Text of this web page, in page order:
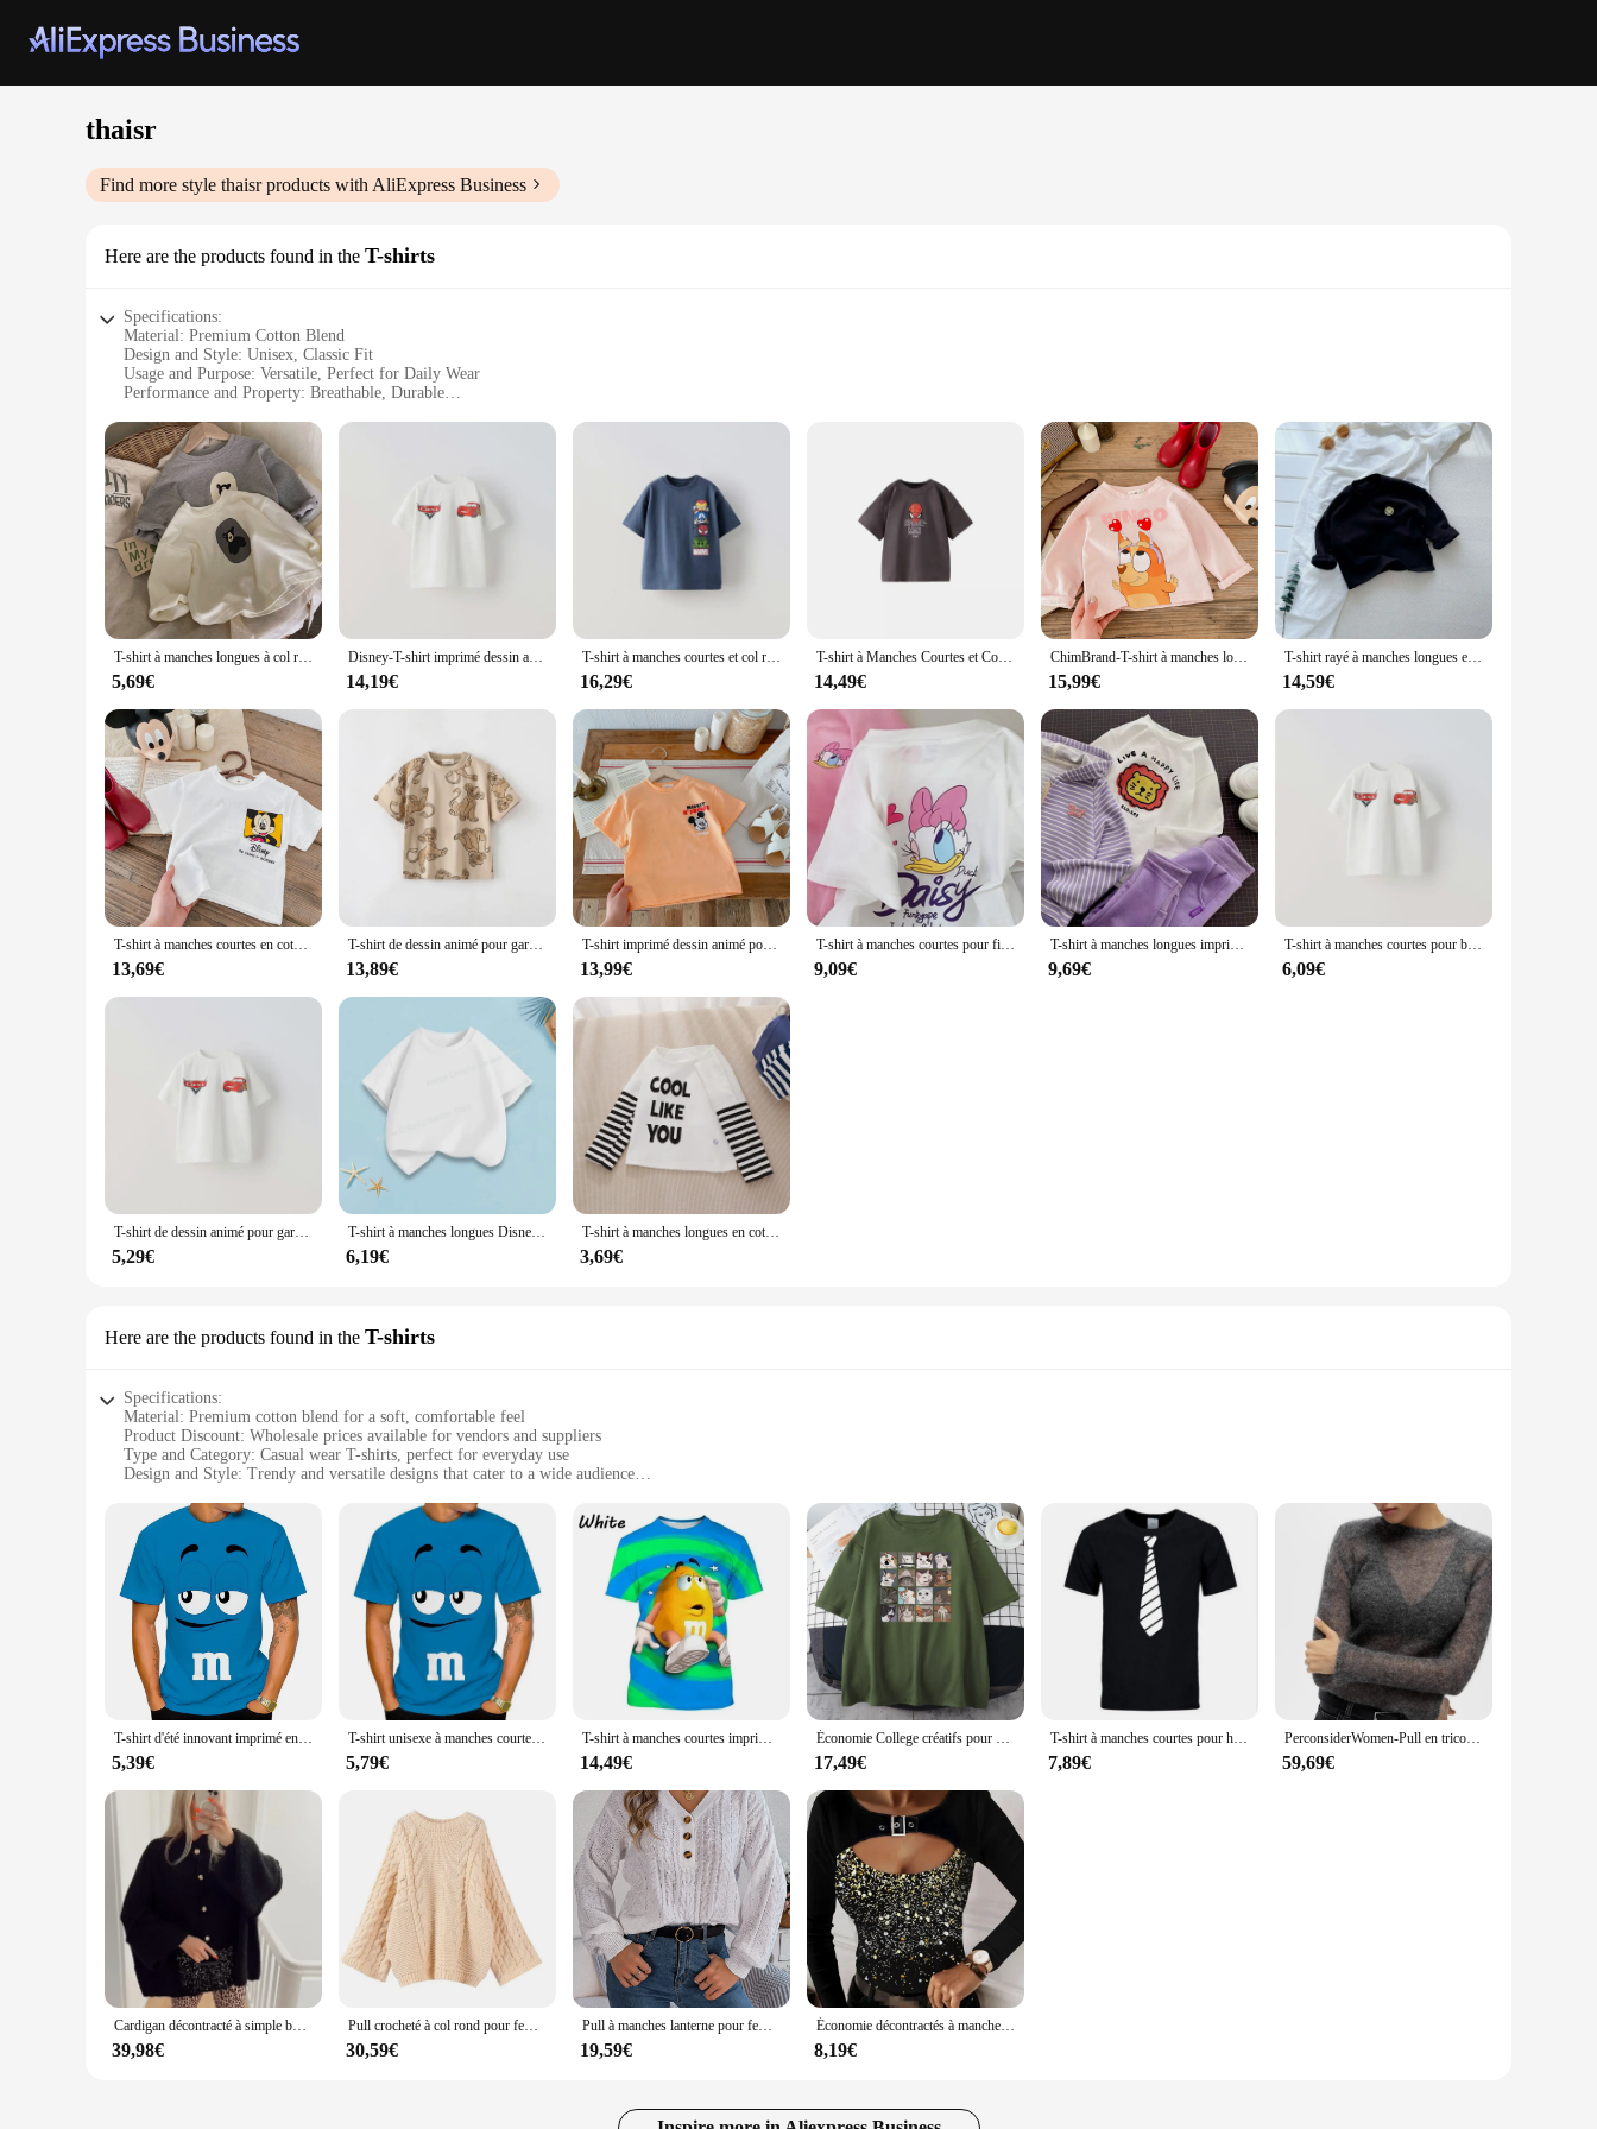
thaisr
Find more style thaisrproducts with AliExpress Business
Here are the products found in the T-shirts
Specifications:
Material: Premium Cotton Blend
Design and Style: Unisex, Classic Fit
Usage and Purpose: Versatile, Perfect for Daily Wear
Performance and Property: Breathable, Durable
Parts and Accessories: None
Features:
|Wholesale|Vendors|
**Comfort Meets Style**
The thaisr T-shirts are not just another piece of clothing; they are a testament to comfort and style. Crafted from a premium cotton blend, these T-shirts offer a soft touch that feels gentle against the
skin. The classic fit ensures a relaxed and flattering silhouette, making them suitable for both men and women. Whether you're heading to work, hitting the gym, or just enjoying a casual day out,
these T-shirts are designed to keep you comfortable and stylish throughout your day.
**Versatility for Every Occasion**
With their versatile design, the thaisr T-shirts are a staple in any wardrobe. The neutral color palette makes them easy to pair with various outfits, allowing you to create endless looks. The breathable
a reliable vendor for your retail store, these T-shirts are the perfect choice.
**Tailored for the Modern Consumer**
Understanding the diverse needs of our customers, we offer the thaisr T-shirts in a variety of sizes and quantities to cater to different requirements. Whether you're looking to stock up on a bulk order
for your business or just need a few pieces for personal use, we have you covered. Our commitment to quality and customer satisfaction is reflected in every stitch, ensuring that you receive a product
that not only meets but exceeds your expectations. With the thaisr T-shirts, you can be confident that you're getting a product that is as reliable as it is stylish.
T-shirt à manches longues à col rond pour enfants, coton fin, chemise à fond, dessin animé, décontracté, automne, printemps, nouveau
5,69€
Disney-T-shirt imprimé dessin animé pour enfants, vêtements d'été décontractés, mode garçon, costume bébé, nouveau style, mignon, manches courtes, Y-T
14,19€
T-shirt à manches courtes et col rond pour bébé garçon, vêtement décontracté avec impression de dessin animé
16,29€
T-shirt à Manches Courtes et Col Rond pour Garçon, Vêtement de dehors Décontracté avec Imprimé de Dessin Animé Disney
14,49€
ChimBrand-T-shirt à manches longues Disney pour enfants, chemise à fond de dessin animé, chemisier ras du cou pour fille, vêtements pour enfants, printemps, automne
15,99€
T-shirt rayé à manches longues et col rond pour bébé garçon, sweat-shirt mignon pour enfant de 1, 2, 3, 4, 5 et 6 ans
14,59€
T-shirt à manches courtes en coton pour garçons, vêtements pour enfants, t-shirt imprimé dessin animé, t-shirts en Y pour enfants, costume pour tout-petits, mode estivale
13,69€
T-shirt de dessin animé pour garçons, vêtements d'extérieur mignons pour tout-petits, col rond imprimé souris, nouveau costume d'été
13,89€
T-shirt imprimé dessin animé pour enfants, t-shirts à manches courtes, vêtements décontractés pour enfants, t-shirts pour bébé fille et garçon, été 2024
13,99€
T-shirt à manches courtes pour filles, rose, col rond, mince, basique, mode décontractée, t-shirts polyvalents pour enfants
9,09€
T-shirt à manches longues imprimé dessin animé pour enfants, haut à col rond, vêtements décontractés pour garçons et filles, version coréenne, nouveau style d'été
9,69€
T-shirt à manches courtes pour bébés garçons, vêtements d'été décontractés pour enfants, t-shirts pour enfants, mode de dessin animé, 2024
6,09€
T-shirt de dessin animé pour garçons, vêtements d'extérieur en Y à col rond, t-shirts blancs polyvalents simples, vêtements d'été pour enfants de 1 à 6 ans, mode pour enfants, nouveau
5,29€
T-shirt à manches longues Disney Stitch pour enfants, dessin animé anime, cosplay amusant, vêtements Kawaii, Halloween, festival, enfants
6,19€
T-shirt à manches longues en coton imprimé dessin animé pour enfants, sweat-shirt pour enfants, vêtements pour bébés, garçons, filles, automne, hiver
3,69€
Here are the products found in the T-shirts
Specifications:
Material: Premium cotton blend for a soft, comfortable feel
Product Discount: Wholesale prices available for vendors and suppliers
Type and Category: Casual wear T-shirts, perfect for everyday use
Design and Style: Trendy and versatile designs that cater to a wide audience
Performance and Property: Durable fabric that withstands frequent washing and wear
Features:
**Comfort and Style Combined**
Embrace the perfect blend of comfort and style with our thaisr T-shirts. Crafted from a premium cotton blend, these T-shirts offer a soft, breathable feel that ensures you stay comfortable throughout
the day. The trendy designs are not only visually appealing but also versatile, making them suitable for a variety of occasions. Whether you're heading to a casual gathering, a sports event, or simply
looking for a comfortable addition to your everyday wardrobe, these T-shirts are designed to meet your needs.
**Tailored for the Modern Vendor and Supplier**
Understanding the demands of the modern vendor and supplier, we offer our thaisr T-shirts at wholesale prices, allowing you to stock up on high-quality merchandise without breaking the bank. These
sets are perfect for resale, ensuring you can offer your customers a product that is both fashionable and affordable. With a focus on durability, our T-shirts are engineered to withstand frequent washing
and wear, making them a reliable choice for your business.
**Adaptable and Functional**
designs and sizes caters to a diverse customer base, ensuring that everyone can find a T-shirt that suits their personal style. Whether you're looking for a uniform for your team or a casual wardrobe
staple, these T-shirts are adaptable to a wide range of scenarios, making them a versatile addition to your collection.
T-shirt d'été innovant imprimé en 3D pour enfants, M & M Chocolate Bean, amusant, décontracté, à la mode, 6XL
5,39€
T-shirt unisexe à manches courtes, humoristique et décontracté, avec personnage de dessin animé M & M's Chocolate Bean 3D, à la mode, personnalisation, 2023
5,79€
T-shirt à manches courtes imprimé 3D de haricot de chocolat pour hommes, mode de dessin animé décontracté, motif drôle de Y, vêtements à col rond, nouveau
14,49€
Économie College créatifs pour hommes, Meme Cats, Puzzle, Économie de plage, Vêtements amusants respirants, Coton décontracté surdimensionné, Manches courtes, Y-Man
17,49€
T-shirt à manches courtes pour hommes, nouveau design amusant, Hip Hop, décontracté, confortable, impression 3D, beaux vêtements, mode fantaisie, été
7,89€
PerconsiderWomen-Pull en tricot doux pour femme, pull à col rond pour femme, pull à manches longues, tricots de rue chauds élégants, mode chic, automne
59,69€
Cardigan décontracté à simple boutonnage pour femmes, pull à col rond, manteau de finition tout assressenti, mode de bureau, automne, 2024
39,98€
Pull crocheté à col rond pour femmes, ligne optique, grand torsadé, tout adt, pull, mode décontractée, monochromatique, document, nouveaux tricots
30,59€
Pull à manches lanterne pour femme, col en V, boutons, torsades de pâte frite, solide, document ogo, mode, automne, hiver, nouveau, 2024
19,59€
Économie décontractés à manches longues pour femmes, coupe couvertes, tout match, bloc tournant vintage, mode printemps et automne, 2024
8,19€